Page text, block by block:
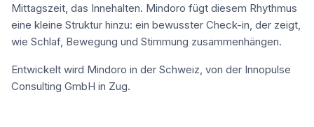
Mittagszeit, das Innehalten. Mindoro fügt diesem Rhythmus
eine kleine Struktur hinzu: ein bewusster Check-in, der zeigt,
wie Schlaf, Bewegung und Stimmung zusammenhängen.
Entwickelt wird Mindoro in der Schweiz, von der Innopulse
Consulting GmbH in Zug.